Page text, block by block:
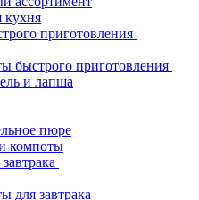
кухня
приготовления
быстрого приготовления
и лапша
пюре
компоты
для завтрака